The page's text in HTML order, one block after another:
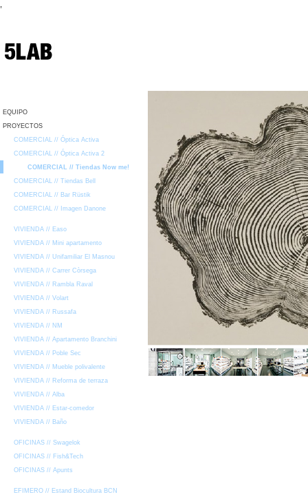
EQUIPO
PROYECTOS
COMERCIAL // Óptica Activa
COMERCIAL // Óptica Activa 2
COMERCIAL // Tiendas Now me!
COMERCIAL // Tiendas Bell
COMERCIAL // Bar Rüstik
COMERCIAL // Imagen Danone
VIVIENDA // Easo
VIVIENDA // Mini apartamento
VIVIENDA // Unifamiliar El Masnou
VIVIENDA // Carrer Còrsega
VIVIENDA // Rambla Raval
VIVIENDA // Volart
VIVIENDA // Russafa
VIVIENDA // NM
VIVIENDA // Apartamento Branchini
VIVIENDA // Poble Sec
VIVIENDA // Mueble polivalente
VIVIENDA // Reforma de terraza
VIVIENDA // Alba
VIVIENDA // Estar-comedor
VIVIENDA // Baño
OFICINAS // Swagelok
OFICINAS // Fish&Tech
OFICINAS // Apunts
EFIMERO // Estand Biocultura BCN